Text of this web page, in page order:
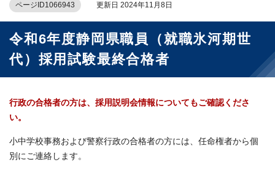
ページID1066943 更新日 2024年11月8日
令和6年度静岡県職員（就職氷河期世
代）採用試験最終合格者
行政の合格者の方は、採用説明会情報についてもご確認くださ
い。
小中学校事務および警察行政の合格者の方には、任命権者から個
別にご連絡します。